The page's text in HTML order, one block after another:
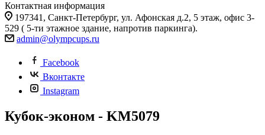
Контактная информация
197341, Санкт-Петербург, ул. Афонская д.2, 5 этаж, офис 3-
529 ( 5-ти этажное здание, напротив паркинга).
admin@olympcups.ru
Facebook
Вконтакте
Instagram
Кубок-эконом - KM5079